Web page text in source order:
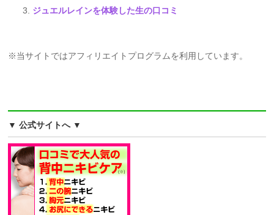
ジュエルレインを体験した生の口コミ
※当サイトではアフィリエイトプログラムを利用しています。
▼ 公式サイトへ ▼